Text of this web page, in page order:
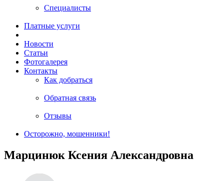
Специалисты
Платные услуги
Новости
Статьи
Фотогалерея
Контакты
Как добраться
Обратная связь
Отзывы
Осторожно, мошенники!
Марцинюк Ксения Александровна